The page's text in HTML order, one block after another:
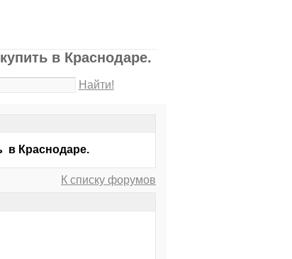
в Краснодаре.
Найти!
в Краснодаре.
К списку форумов